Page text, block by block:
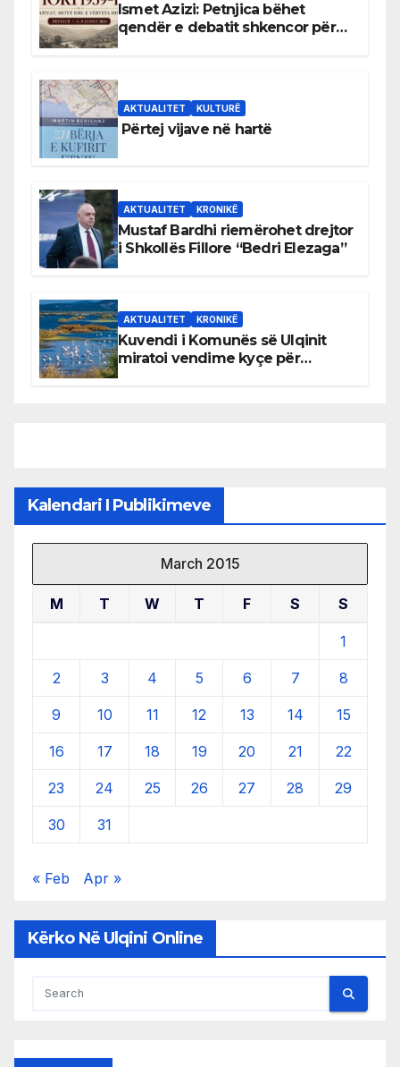
Ismet Azizi: Petnjica bëhet
qendër e debatit shkencor për
AKTUALITET KULTURË
Përtej vijave në hartë
AKTUALITET KRONIKË
Mustaf Bardhi riemërohet drejtor
i Shkollës Fillore “Bedri Elezaga”
AKTUALITET KRONIKË
Kuvendi i Komunës së Ulqinit
miratoi vendime kyçe për
Kalendari I Publikimeve
March 2015
M T W T F S S
1
2 3 4 5 6 7 8
9 10 11 12 13 14 15
16 17 18 19 20 21 22
23 24 25 26 27 28 29
30 31
« Feb Apr »
Kërko Në Ulqini Online